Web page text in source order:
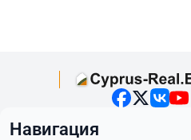
Навигация